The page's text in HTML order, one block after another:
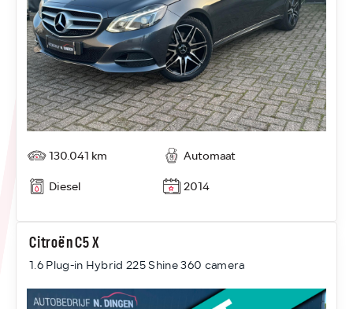
130.041 km
Automaat
Diesel
2014
Citroën C5 X
1.6 Plug-in Hybrid 225 Shine 360 camera